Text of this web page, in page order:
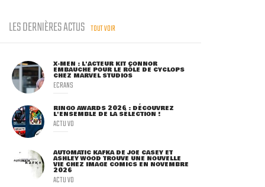
LES DERNIÈRES ACTUS TOUT VOIR
X-MEN : L'ACTEUR KIT CONNOR
EMBAUCHÉ POUR LE RÔLE DE CYCLOPS
CHEZ MARVEL STUDIOS
ECRANS
RINGO AWARDS 2026 : DÉCOUVREZ
L'ENSEMBLE DE LA SÉLECTION !
ACTU VO
AUTOMATIC KAFKA DE JOE CASEY ET
ASHLEY WOOD TROUVE UNE NOUVELLE
VIE CHEZ IMAGE COMICS EN NOVEMBRE
2026
ACTU VO